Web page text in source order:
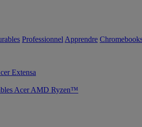
Professionnel Apprendre
Extensa
Acer AMD Ryzen™